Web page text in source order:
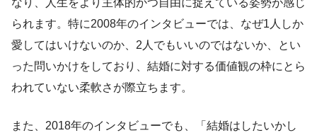
なり、人生をより主体的かつ自由に捉えている姿勢が感じ
られます。特に2008年のインタビューでは、なぜ1人しか
愛してはいけないのか、2人でもいいのではないか、とい
った問いかけをしており、結婚に対する価値観の枠にとら
われていない柔軟さが際立ちます。
また、2018年のインタビューでも、「結婚はしたいかし